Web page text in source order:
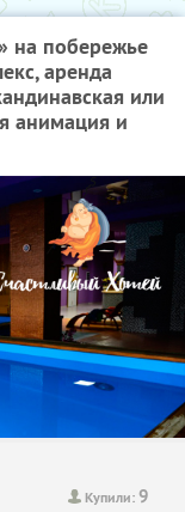
на побережье
аренда
или
анимация и
Купили:9